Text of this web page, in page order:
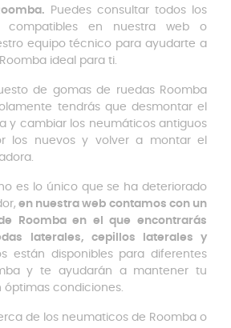
Puedes consultar todos los
compatibles en nuestra web o
equipo técnico para ayudarte a
ideal para ti.
de gomas de ruedas Roomba
tendrás que desmontar el
y cambiar los neumáticos antiguos
los nuevos y volver a montar el
es lo único que se ha deteriorado
en nuestra web contamos con un
Roomba en el que encontrarás
laterales, cepillos laterales y
están disponibles para diferentes
y te ayudarán a mantener tu
óptimas condiciones.
de los neumaticos de Roomba o